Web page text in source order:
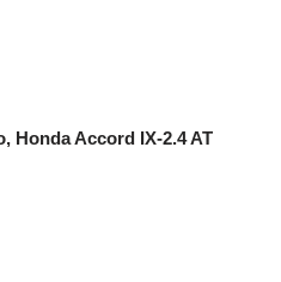
Honda Accord IX-2.4 AT